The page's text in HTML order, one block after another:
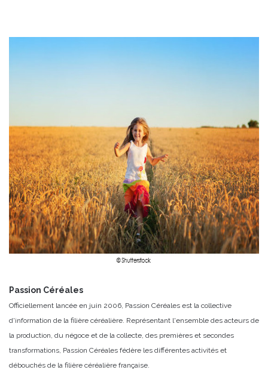
Passion Céréales
Officiellement lancée en juin 2006, Passion Céréales est la collective
d'information de la filière céréalière. Représentant l'ensemble des acteurs de
la production, du négoce et de la collecte, des premières et secondes
transformations, Passion Céréales fédère les différentes activités et
débouchés de la filière céréalière française.